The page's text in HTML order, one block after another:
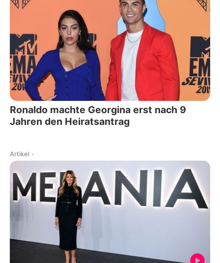
Ronaldo machte Georgina erst nach 9
Jahren den Heiratsantrag
Artikel -